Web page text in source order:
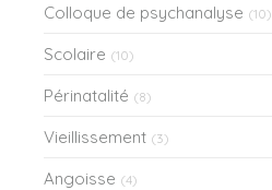
Colloque de psychanalyse (10)
Scolaire (10)
Périnatalité (8)
Vieillissement (3)
Angoisse (4)